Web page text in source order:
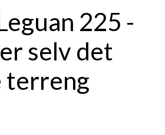
225 -
selv det